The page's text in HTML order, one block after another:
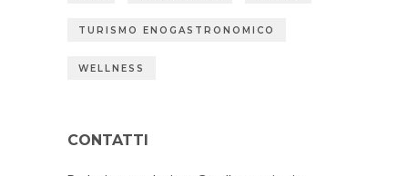
TURISMO ENOGASTRONOMICO
WELLNESS
CONTATTI